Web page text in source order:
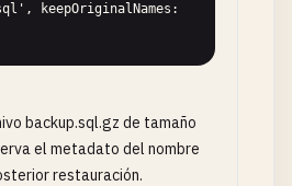
keepOriginalNames:
backup.sql.gz de tamaño
el metadato del nombre
restauración.